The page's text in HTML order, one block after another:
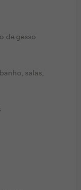
de gesso
salas,